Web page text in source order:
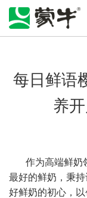
每日鲜语
养
作为高端鲜奶
最好的鲜奶，秉
好鲜奶的初心，以